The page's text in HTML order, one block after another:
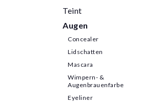
Teint
Augen
Concealer
Lidschatten
Mascara
Wimpern- &
Augenbrauenfarbe
Eyeliner